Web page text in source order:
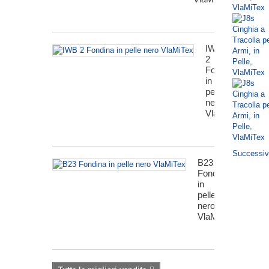
IWB
2
Fondina
in
pelle
nero
VlaMiTex
B23
Fondina
in
pelle
nero
VlaMiTex